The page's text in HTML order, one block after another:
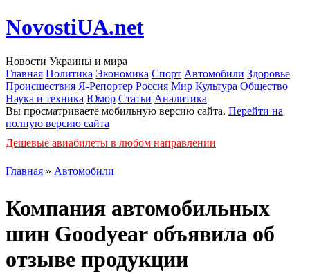
NovostiUA.net
Новости Украины и мира
Главная Политика Экономика Спорт Автомобили Здоровье
Происшествия Я-Репортер Россия Мир Культура Общество
Наука и техника Юмор Статьи Аналитика
Вы просматриваете мобильную версию сайта. Перейти на
полную версию сайта
Дешевые авиабилеты в любом направлении
Главная » Автомобили
Компания автомобильных
шин Goodyear объявила об
отзыве продукции